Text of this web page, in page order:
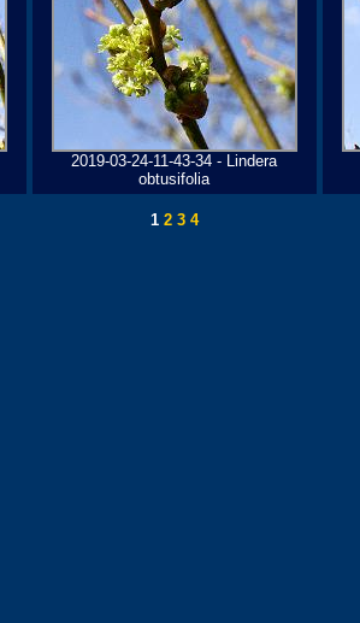
2019-03-24-11-43-34 - Lindera
obtusifolia
1 2 3 4